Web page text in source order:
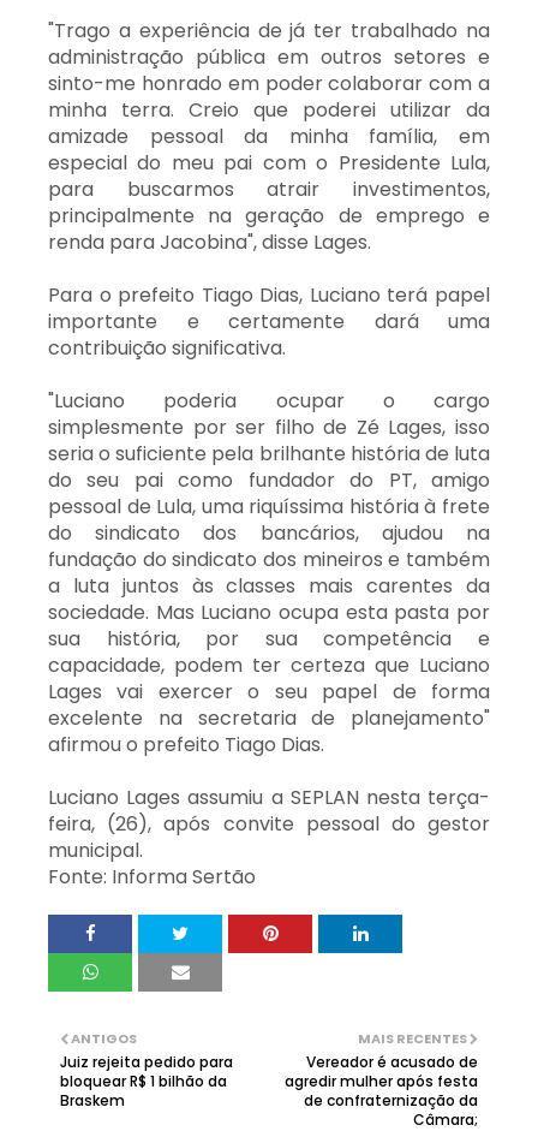
"Trago a experiência de já ter trabalhado na
administração pública em outros setores e
sinto-me honrado em poder colaborar com a
minha terra. Creio que poderei utilizar da
amizade pessoal da minha família, em
especial do meu pai com o Presidente Lula,
para buscarmos atrair investimentos,
principalmente na geração de emprego e
renda para Jacobina", disse Lages.
Para o prefeito Tiago Dias, Luciano terá papel
importante e certamente dará uma
contribuição significativa.
"Luciano poderia ocupar o cargo
simplesmente por ser filho de Zé Lages, isso
seria o suficiente pela brilhante história de luta
do seu pai como fundador do PT, amigo
pessoal de Lula, uma riquíssima história à frete
do sindicato dos bancários, ajudou na
fundação do sindicato dos mineiros e também
a luta juntos às classes mais carentes da
sociedade. Mas Luciano ocupa esta pasta por
sua história, por sua competência e
capacidade, podem ter certeza que Luciano
Lages vai exercer o seu papel de forma
excelente na secretaria de planejamento"
afirmou o prefeito Tiago Dias.
Luciano Lages assumiu a SEPLAN nesta terça-
feira, (26), após convite pessoal do gestor
municipal.
Fonte: Informa Sertão
MAIS RECENTES
Vereador é acusado de
agredir mulher após festa
de confraternização da
Câmara;
ANTIGOS
Juiz rejeita pedido para
bloquear R$ 1 bilhão da
Braskem